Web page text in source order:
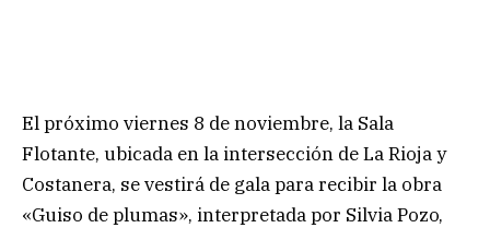
El próximo viernes 8 de noviembre, la Sala
Flotante, ubicada en la intersección de La Rioja y
Costanera, se vestirá de gala para recibir la obra
«Guiso de plumas», interpretada por Silvia Pozo,